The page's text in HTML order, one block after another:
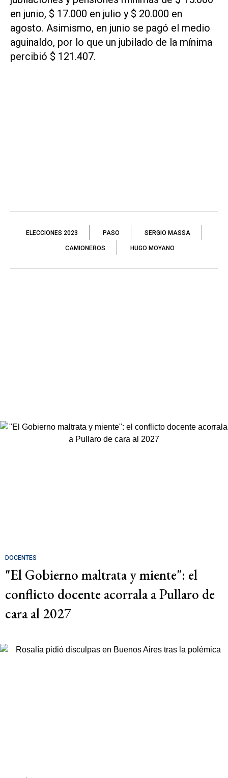
en junio, $ 17.000 en julio y $ 20.000 en
agosto. Asimismo, en junio se pagó el medio
aguinaldo, por lo que un jubilado de la mínima
percibió $ 121.407.
ELECCIONES 2023 PASO SERGIO MASSA
CAMIONEROS HUGO MOYANO
DOCENTES
"El Gobierno maltrata y miente": el
conflicto docente acorrala a Pullaro de
cara al 2027